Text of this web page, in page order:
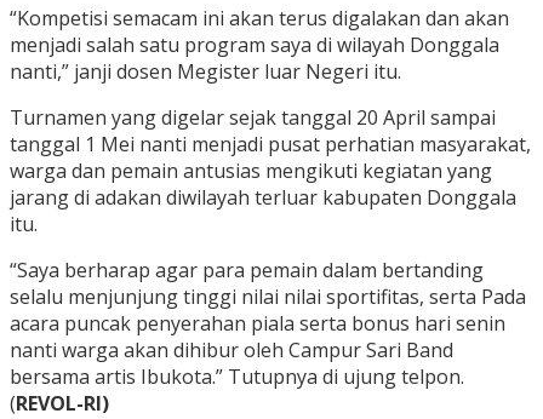
“Kompetisi semacam ini akan terus digalakan dan akan
menjadi salah satu program saya di wilayah Donggala
nanti,” janji dosen Megister luar Negeri itu.
Turnamen yang digelar sejak tanggal 20 April sampai
tanggal 1 Mei nanti menjadi pusat perhatian masyarakat,
warga dan pemain antusias mengikuti kegiatan yang
jarang di adakan diwilayah terluar kabupaten Donggala
itu.
“Saya berharap agar para pemain dalam bertanding
selalu menjunjung tinggi nilai nilai sportifitas, serta Pada
acara puncak penyerahan piala serta bonus hari senin
nanti warga akan dihibur oleh Campur Sari Band
bersama artis Ibukota.” Tutupnya di ujung telpon.
(REVOL-RI)